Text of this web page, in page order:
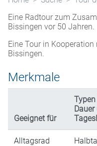
Eine Radtour zum
Bissingen vor 50 Jahren.
Eine Tour in
Bissingen.
Merkmale
Geeignet für
Dauer
Alltagsrad